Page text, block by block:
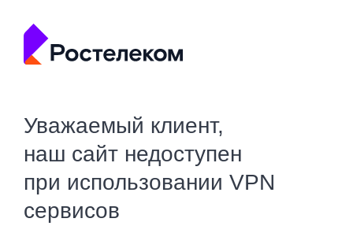
Уважаемый клиент,
наш сайт недоступен
при использовании VPN
сервисов